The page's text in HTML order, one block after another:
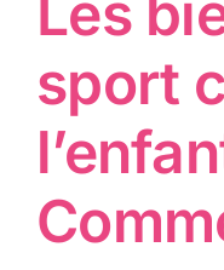
sport